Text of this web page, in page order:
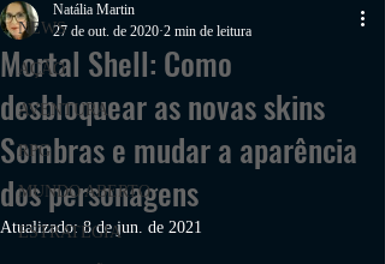
NEWS
AÇÃO
AVENTURA
RPG
MUNDO ABERTO
ESTRATÉGIA
Mortal Shell: Como
desbloquear as novas skins
Sombras e mudar a aparência
dos personagens
Natália Martin
27 de out. de 2020 2 min de leitura
Atualizado:8 de jun. de 2021